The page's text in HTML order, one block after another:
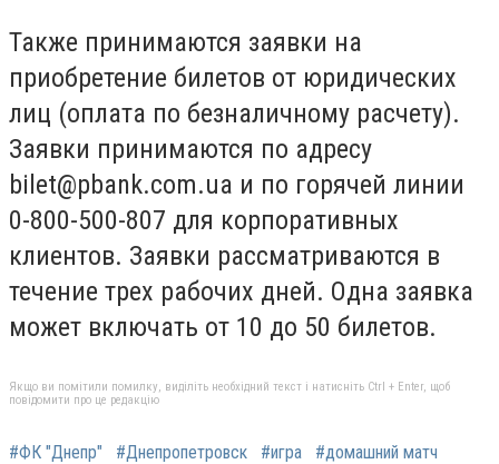
Также принимаются заявки на
приобретение билетов от юридических
лиц (оплата по безналичному расчету).
Заявки принимаются по адресу
bilet@pbank.com.ua и по горячей линии
0-800-500-807 для корпоративных
клиентов. Заявки рассматриваются в
течение трех рабочих дней. Одна заявка
может включать от 10 до 50 билетов.
Якщо ви помітили помилку, виділіть необхідний текст і натисніть Ctrl + Enter, щоб
повідомити про це редакцію
#ФК "Днепр" #Днепропетровск #игра #домашний матч